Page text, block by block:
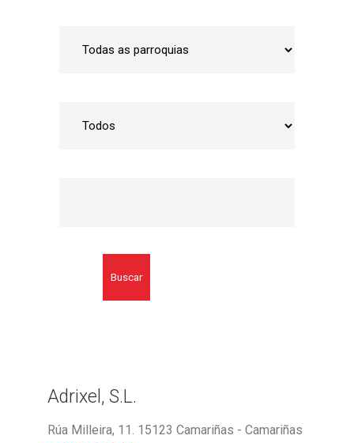
Buscar
Adrixel, S.L.
Rúa Milleira, 11. 15123 Camariñas - Camariñas